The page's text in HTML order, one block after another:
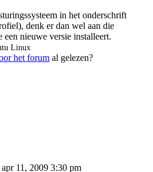
in het onderschrift
denk er dan wel aan die
een nieuwe versie installeert.
Linux
het forum al gelezen?
apr 11, 2009 3:30 pm